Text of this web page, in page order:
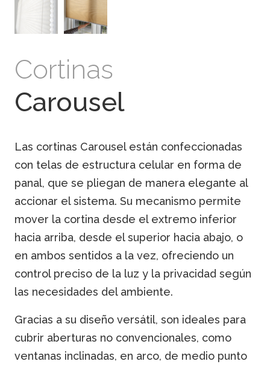
Cortinas
Carousel
Las cortinas Carousel están confeccionadas
con telas de estructura celular en forma de
panal, que se pliegan de manera elegante al
accionar el sistema. Su mecanismo permite
mover la cortina desde el extremo inferior
hacia arriba, desde el superior hacia abajo, o
en ambos sentidos a la vez, ofreciendo un
control preciso de la luz y la privacidad según
las necesidades del ambiente.
Gracias a su diseño versátil, son ideales para
cubrir aberturas no convencionales, como
ventanas inclinadas, en arco, de medio punto